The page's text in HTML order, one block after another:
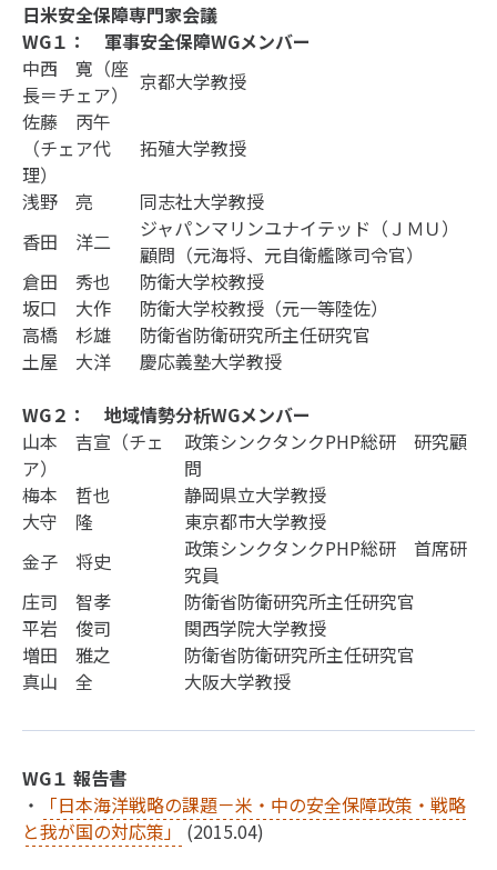
日米安全保障専門家会議
WG１： 軍事安全保障WGメンバー
中西 寛（座
長＝チェア）
京都大学教授
佐藤 丙午
（チェア代
理）
拓殖大学教授
浅野 亮
同志社大学教授
香田 洋二
ジャパンマリンユナイテッド（ＪＭＵ）
顧問（元海将、元自衛艦隊司令官）
倉田 秀也
防衛大学校教授
坂口 大作
防衛大学校教授（元一等陸佐）
高橋 杉雄
防衛省防衛研究所主任研究官
土屋 大洋
慶応義塾大学教授
WG２： 地域情勢分析WGメンバー
山本 吉宣（チェ
ア）
政策シンクタンクPHP総研 研究顧
問
梅本 哲也
静岡県立大学教授
大守 隆
東京都市大学教授
金子 将史
政策シンクタンクPHP総研 首席研
究員
庄司 智孝
防衛省防衛研究所主任研究官
平岩 俊司
関西学院大学教授
増田 雅之
防衛省防衛研究所主任研究官
真山 全
大阪大学教授
WG１ 報告書
・
「日本海洋戦略の課題－米・中の安全保障政策・戦略
と我が国の対応策」
(2015.04)